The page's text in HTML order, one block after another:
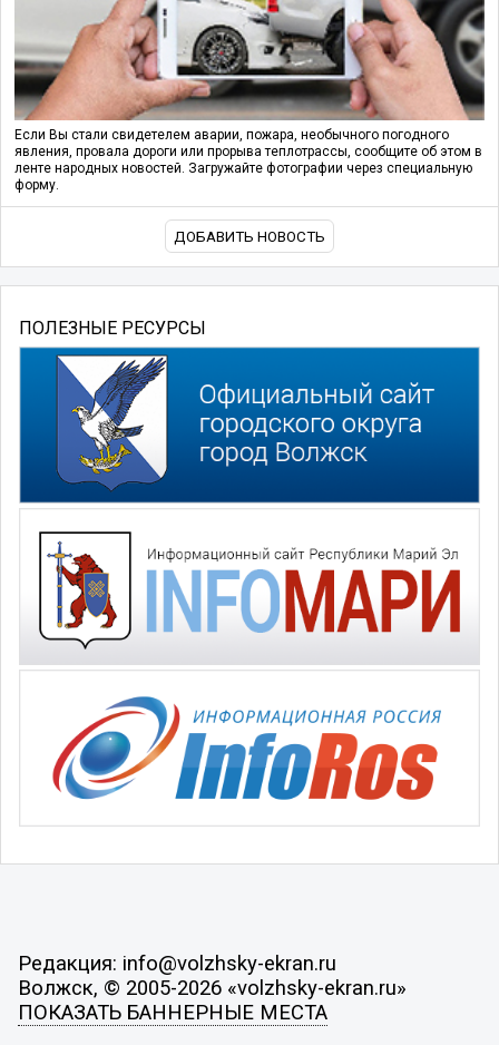
Если Вы стали свидетелем аварии, пожара, необычного погодного
явления, провала дороги или прорыва теплотрассы, сообщите об этом в
ленте народных новостей. Загружайте фотографии через специальную
форму.
ДОБАВИТЬ НОВОСТЬ
ПОЛЕЗНЫЕ РЕСУРСЫ
Редакция: info@volzhsky-ekran.ru
Волжск, © 2005-2026 «volzhsky-ekran.ru»
ПОКАЗАТЬ БАННЕРНЫЕ МЕСТА